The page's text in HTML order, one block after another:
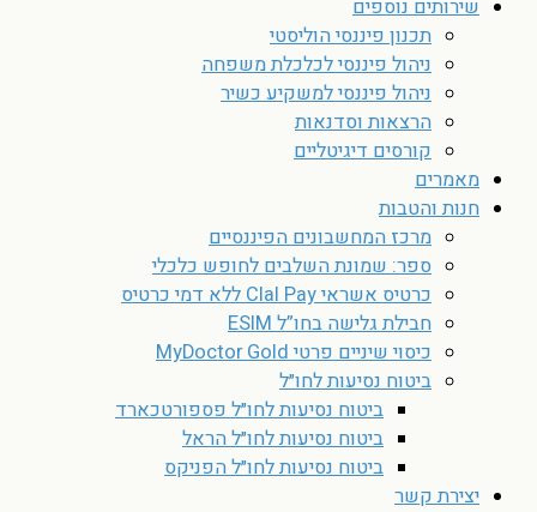
שירותים נוספים
תכנון פיננסי הוליסטי
ניהול פיננסי לכלכלת משפחה
ניהול פיננסי למשקיע כשיר
הרצאות וסדנאות
קורסים דיגיטליים
מאמרים
חנות והטבות
מרכז המחשבונים הפיננסיים
ספר: שמונת השלבים לחופש כלכלי
כרטיס אשראי Clal Pay ללא דמי כרטיס
חבילת גלישה בחו”ל ESIM
כיסוי שיניים פרטי MyDoctor Gold
ביטוח נסיעות לחו״ל
ביטוח נסיעות לחו״ל פספורטכארד
ביטוח נסיעות לחו״ל הראל
ביטוח נסיעות לחו״ל הפניקס
יצירת קשר